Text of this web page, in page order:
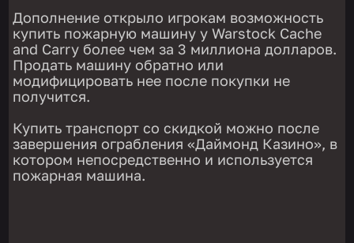
Дополнение открыло игрокам возможность
купить пожарную машину у Warstock Cache
and Carry более чем за 3 миллиона долларов.
Продать машину обратно или
модифицировать нее после покупки не
получится.
Купить транспорт со скидкой можно после
завершения ограбления «Даймонд Казино», в
котором непосредственно и используется
пожарная машина.